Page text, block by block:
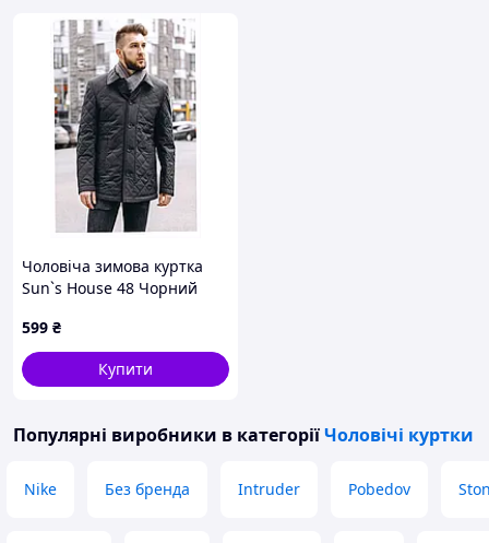
Чоловіча зимова куртка
Sun`s House 48 Чорний
663X0A2X27
599 ₴
Купити
Популярні виробники в категоріїЧоловічі куртки
Nike Без бренда Intruder Pobedov